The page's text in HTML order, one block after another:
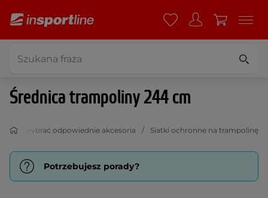
Średnica trampoliny 244 cm
Jak wybrać odpowiednie akcesoria Siatki ochronne na trampolinę
Potrzebujesz porady?